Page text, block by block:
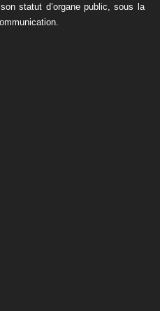
statut d’organe public, sous la